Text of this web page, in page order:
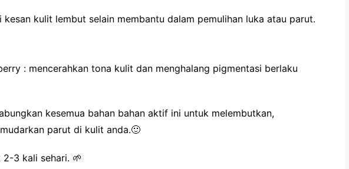
kesan kulit lembut selain membantu dalam pemulihan luka atau parut.
: mencerahkan tona kulit dan menghalang pigmentasi berlaku
kesemua bahan bahan aktif ini untuk melembutkan,
parut di kulit anda.🙂
2-3 kali sehari. 🌱